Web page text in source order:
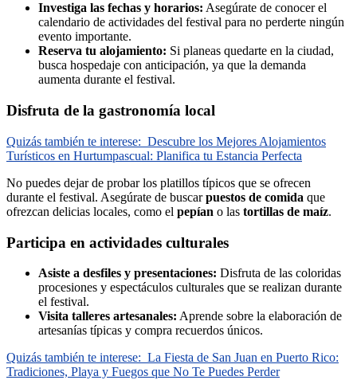
Investiga las fechas y horarios: Asegúrate de conocer el
calendario de actividades del festival para no perderte ningún
evento importante.
Reserva tu alojamiento: Si planeas quedarte en la ciudad,
busca hospedaje con anticipación, ya que la demanda
aumenta durante el festival.
Disfruta de la gastronomía local
Quizás también te interese: Descubre los Mejores Alojamientos
Turísticos en Hurtumpascual: Planifica tu Estancia Perfecta
No puedes dejar de probar los platillos típicos que se ofrecen
durante el festival. Asegúrate de buscarpuestos de comida que
ofrezcan delicias locales, como el pepían o las tortillas de maíz.
Participa en actividades culturales
Asiste a desfiles y presentaciones: Disfruta de las coloridas
procesiones y espectáculos culturales que se realizan durante
el festival.
Visita talleres artesanales: Aprende sobre la elaboración de
artesanías típicas y compra recuerdos únicos.
Quizás también te interese: La Fiesta de San Juan en Puerto Rico:
Tradiciones, Playa y Fuegos que No Te Puedes Perder